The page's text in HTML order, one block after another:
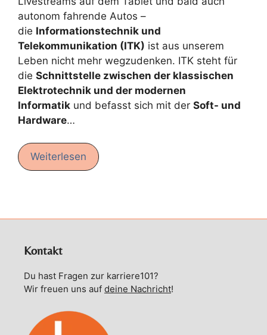
autonom fahrende Autos –
die Informationstechnik und
Telekommunikation (ITK) ist aus unserem
Leben nicht mehr wegzudenken. ITK steht für
die Schnittstelle zwischen der klassischen
Elektrotechnik und der modernen
Informatik und befasst sich mit der Soft- und
Hardware…
Weiterlesen
Kontakt
Du hast Fragen zur karriere101?
Wir freuen uns auf deine Nachricht!